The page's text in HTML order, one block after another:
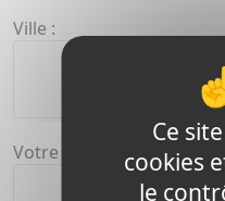
Ville :
Votre message :
Ce
cookies
le